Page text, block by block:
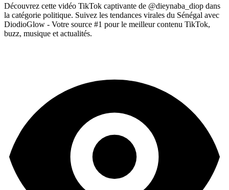
Découvrez cette vidéo TikTok captivante de @dieynaba_diop dans
la catégorie politique. Suivez les tendances virales du Sénégal avec
DiodioGlow - Votre source #1 pour le meilleur contenu TikTok,
buzz, musique et actualités.